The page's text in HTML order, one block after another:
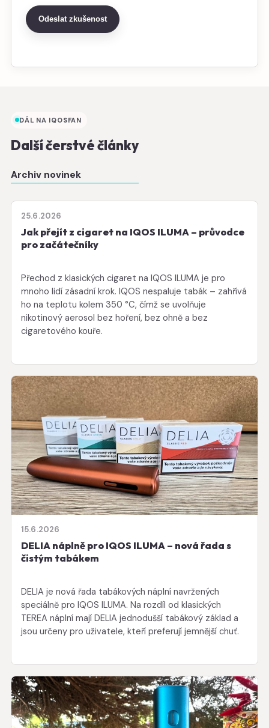
Odeslat zkušenost
DÁL NA IQOSFAN
Další čerstvé články
Archiv novinek
25.6.2026
Jak přejít z cigaret na IQOS ILUMA – průvodce
pro začátečníky
Přechod z klasických cigaret na IQOS ILUMA je pro
mnoho lidí zásadní krok. IQOS nespaluje tabák – zahřívá
ho na teplotu kolem 350 °C, čímž se uvolňuje
nikotinový aerosol bez hoření, bez ohně a bez
cigaretového kouře.
15.6.2026
DELIA náplně pro IQOS ILUMA – nová řada s
čistým tabákem
DELIA je nová řada tabákových náplní navržených
speciálně pro IQOS ILUMA. Na rozdíl od klasických
TEREA náplní mají DELIA jednodušší tabákový základ a
jsou určeny pro uživatele, kteří preferují jemnější chuť.